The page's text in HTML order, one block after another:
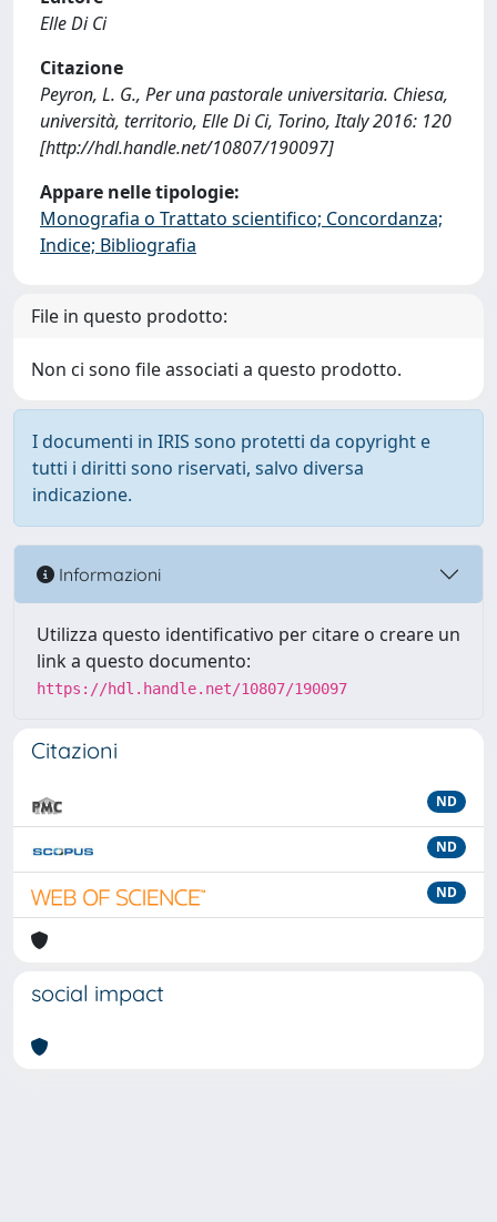
Elle Di Ci
Citazione
Peyron, L. G., Per una pastorale universitaria. Chiesa,
università, territorio, Elle Di Ci, Torino, Italy 2016: 120
[http://hdl.handle.net/10807/190097]
Appare nelle tipologie:
Monografia o Trattato scientifico; Concordanza;
Indice; Bibliografia
File in questo prodotto:
Non ci sono file associati a questo prodotto.
I documenti in IRIS sono protetti da copyright e
tutti i diritti sono riservati, salvo diversa
indicazione.
Informazioni
Utilizza questo identificativo per citare o creare un
link a questo documento:
https://hdl.handle.net/10807/190097
Citazioni
ND
ND
ND
social impact